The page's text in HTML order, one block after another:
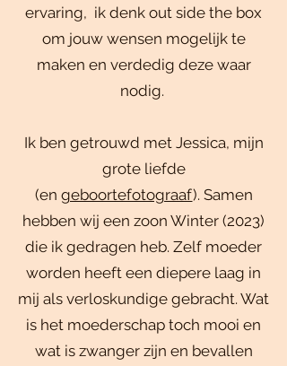
ervaring, ik denk out side the box
om jouw wensen mogelijk te
maken en verdedig deze waar
nodig.
Ik ben getrouwd met Jessica, mijn
grote liefde
(en geboortefotograaf). Samen
hebben wij een zoon Winter (2023)
die ik gedragen heb. Zelf moeder
worden heeft een diepere laag in
mij als verloskundige gebracht. Wat
is het moederschap toch mooi en
wat is zwanger zijn en bevallen